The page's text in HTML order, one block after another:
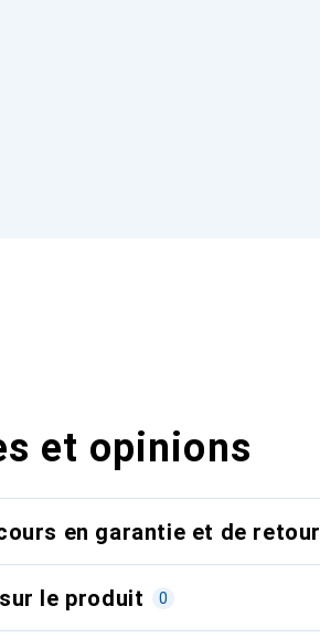
et opinions
en garantie et de retour
le produit 0